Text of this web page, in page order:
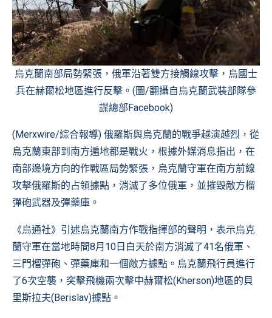
烏克蘭南部局勢緊張，俄軍沿著雙方接觸線攻擊，烏國士
兵在赫爾松地區進行反擊。(圖/翻攝自烏克蘭武裝部隊參
謀總部Facebook)
(Merxwire/綜合報導) 俄羅斯與烏克蘭的戰爭越演越烈，從
烏克蘭東部到南方遍地都是戰火，根據外媒消息指出，在
南部邊境方向的作戰區局勢緊張，烏克蘭守軍在南方前線
攻擊俄羅斯的占領據點，消滅了多位俄軍，並摧毀敵方榴
彈砲武器及彈藥庫。
《烏通社》引述烏克蘭南方作戰指揮部的聲明，表示烏克
蘭守軍在當地時間8月10日白天於南方消滅了41名俄軍、
三門榴彈砲、彈藥庫和一個敵方據點。烏克蘭飛行員進行
了6次空襲，突擊飛機兩次擊中赫爾松(Kherson)地區的貝
里斯拉夫(Berislav)據點。